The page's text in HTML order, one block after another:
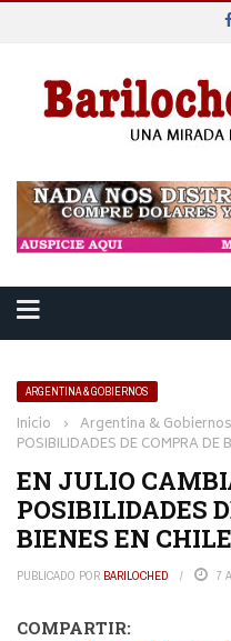
ARGENTINA & GOBIERNOS
Inicio › Argentina & Gobiernos
POSIBILIDADES DE COMPRA DE
EN JULIO
POSIBILIDADES
BIENES EN CHILE
PUBLICADO POR BARILOCHED 7
COMPARTIR: